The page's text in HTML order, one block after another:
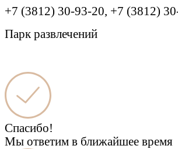
+7 (3812) 30-93-20, +7 (3812)
Парк развлечений
Спасибо!
Мы ответим в ближайшее время